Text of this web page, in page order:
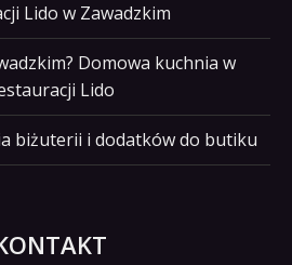
Lido w Zawadzkim
Domowa kuchnia w
Lido
biżuterii i dodatków do butiku